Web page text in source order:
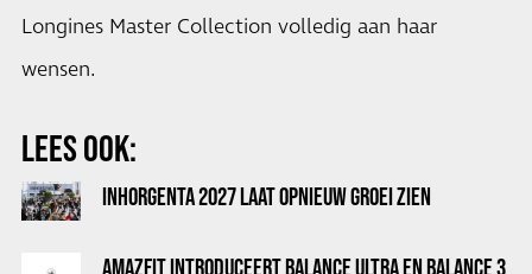
Longines Master Collection volledig aan haar
wensen.
LEES OOK:
INHORGENTA 2027 LAAT OPNIEUW GROEI ZIEN
AMAZFIT INTRODUCEERT BALANCE ULTRA EN BALANCE 3